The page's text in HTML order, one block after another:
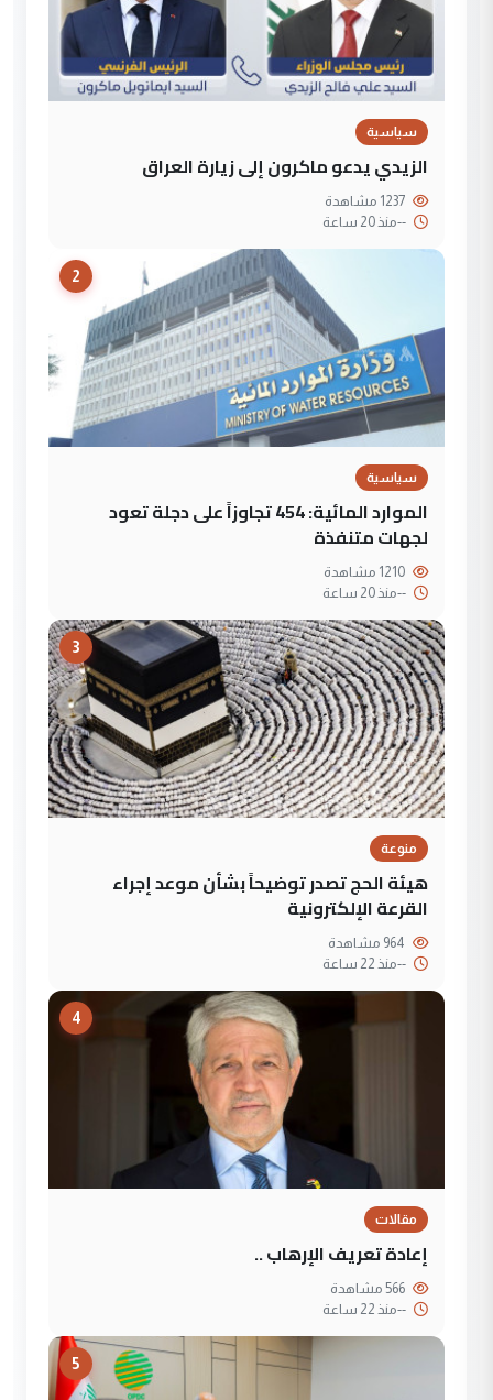
سياسية
الزيدي يدعو ماكرون إلى زيارة العراق
--منذ 20 ساعة
2
سياسية
الموارد المائية: 454 تجاوزاً على دجلة تعود
لجهات متنفذة
--منذ 20 ساعة
3
منوعة
هيئة الحج تصدر توضيحاً بشأن موعد إجراء
القرعة الإلكترونية
--منذ 22 ساعة
4
مقالات
إعادة تعريف الإرهاب ..
--منذ 22 ساعة
5